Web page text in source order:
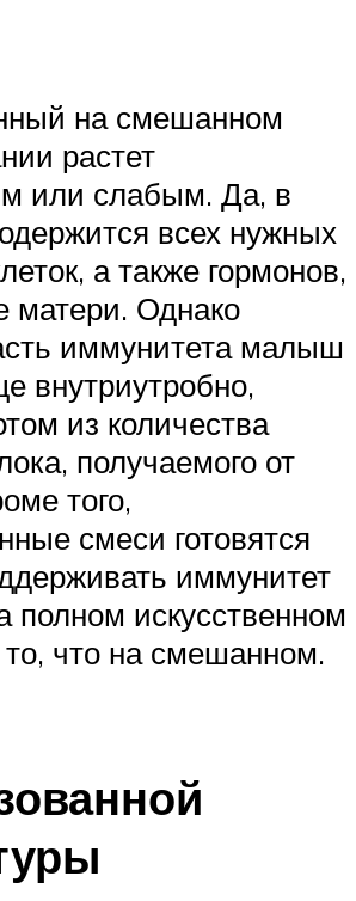
на смешанном
растет
или слабым. Да, в
всех нужных
а также гормонов,
матери. Однако
иммунитета малыш
внутриутробно,
из количества
получаемого от
того,
смеси готовятся
иммунитет
полном искусственном
что на смешанном.